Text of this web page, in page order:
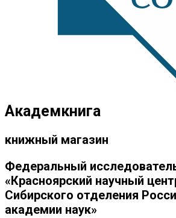
Академкнига
книжный магазин
Федеральный
«Красноярский научный
Сибирского отделения
академии наук»